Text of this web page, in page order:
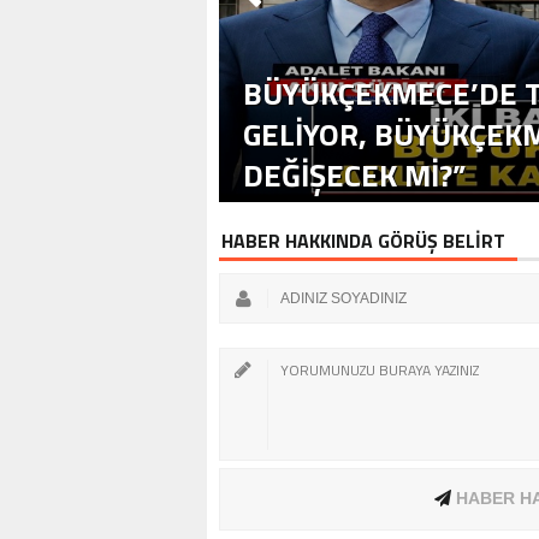
GELİYOR,
DEĞİŞECEK Mİ?”
HABER HAKKINDA GÖRÜŞ BELİRT
HABER